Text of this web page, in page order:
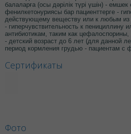
балаларға (осы дәрілік түрі үшін) - емшек
фенилкетонуриясы бар пациенттерге -
действующему веществу или к любым из
- гиперчувствительность к пенициллину
антибиотикам, таким как
- детский возраст до 6 лет (для данной
период кормления грудью - пациентам с
Сертификаты
Фото